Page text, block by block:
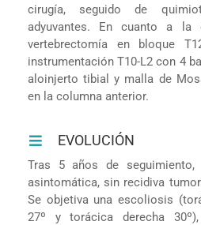
cirugía, seguido de
adyuvantes. En cuanto a la
vertebrectomía en bloque
instrumentación T10-L2 con 4
aloinjerto tibial y malla de
en la columna anterior.
EVOLUCIÓN
Tras 5 años de seguimiento,
asintomática, sin recidiva
Se objetiva una escoliosis
27º y torácica derecha